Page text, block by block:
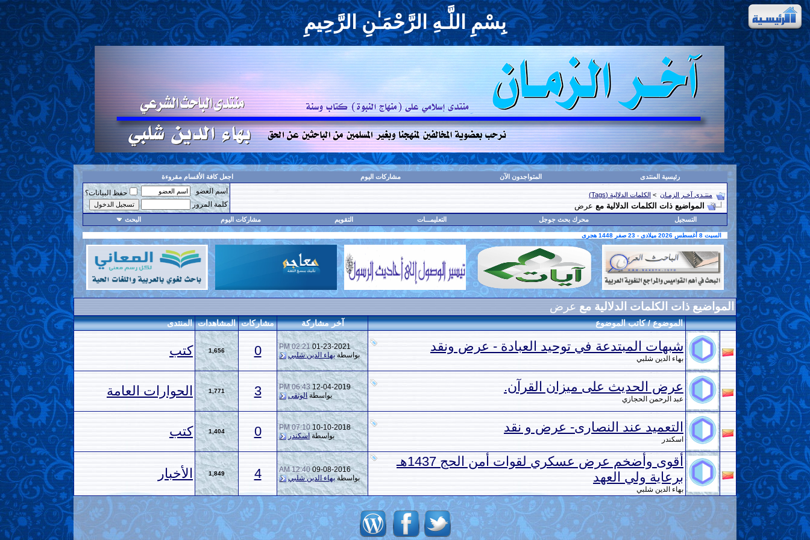
بِسْمِ اللَّـهِ الرَّحْمَـٰنِ الرَّحِيمِ
رئيسية المنتدى المتواجدون الآن مشاركات اليوم اجعل كافة الأقسام مقروءة
منتـدى آخـر الزمـان > الكلمات الدلالية (Tags)
المواضيع ذات الكلمات الدلالية مع عرض
اسم العضو
حفظ البيانات؟
كلمة المرور
التسجيل محرك بحث جوجل التعليمـــات التقويم مشاركات اليوم البحث
السبت 8 أغسطس 2026 ميلادى - 23 صفر 1448 هجرى
المواضيع ذات الكلمات الدلالية مع عرض
الموضوع / كاتب الموضوع آخر مشاركة مشاركات المشاهدات المنتدى
شبهات المبتدعة في توحيد العبادة - عرض ونقد
بهاء الدين شلبي
01-23-2021
02:21 PM
بواسطةبهاء الدين شلبي 0
1,656 كتب
عرض الحديث على ميزان القرآن.
عبد الرحمن الحجازي
12-04-2019
06:43 PM
بواسطةالوثقى 3
1,771 الحوارات العامة
التعميد عند النصارى- عرض و نقد
اسكندر
10-10-2018
07:10 PM
بواسطة اسكندر 0
1,404
كتب
أقوى وأضخم عرض عسكري لقوات أمن الحج 1437هـ
برعاية ولي العهد
بهاء الدين شلبي
09-08-2016
12:40 AM
بواسطةبهاء الدين شلبي 4
1,849 الأخبار